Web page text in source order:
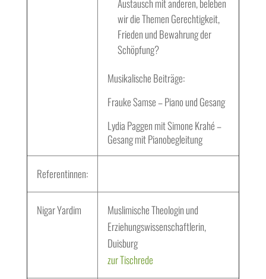
Austausch mit anderen, beleben
wir die Themen Gerechtigkeit,
Frieden und Bewahrung der
Schöpfung?
Musikalische Beiträge:
Frauke Samse – Piano und Gesang
Lydia Paggen mit Simone Krahé –
Gesang mit Pianobegleitung
Referentinnen:
Nigar Yardim
Muslimische Theologin und
Erziehungswissenschaftlerin,
Duisburg
zur Tischrede